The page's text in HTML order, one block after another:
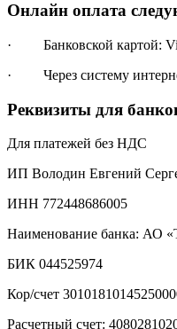
Онлайн оплата
· Банковской картой:
· Через систему
Реквизиты для
Для платежей без НДС
ИП Володин Евгений
ИНН 772448686005
Наименование банка: АО
БИК 044525974
Кор/счет
Расчетный счет: